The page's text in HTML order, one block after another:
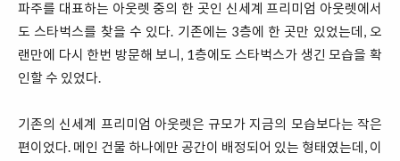
파주를 대표하는 아웃렛 중의 한 곳인 신세계 프리미엄 아웃렛에서
도 스타벅스를 찾을 수 있다. 기존에는 3층에 한 곳만 있었는데, 오
랜만에 다시 한번 방문해 보니, 1층에도 스타벅스가 생긴 모습을 확
인할 수 있었다.
기존의 신세계 프리미엄 아웃렛은 규모가 지금의 모습보다는 작은
편이었다. 메인 건물 하나에만 공간이 배정되어 있는 형태였는데, 이